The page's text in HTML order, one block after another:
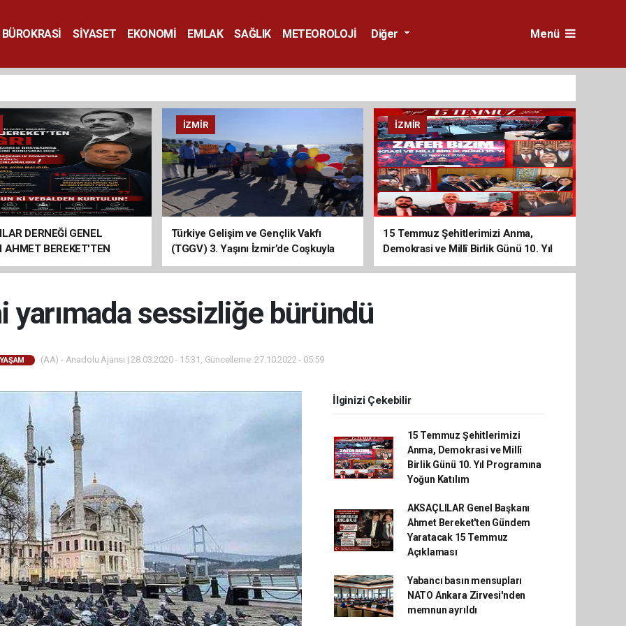
BÜROKRASİ SİYASET EKONOMİ EMLAK SAĞLIK
METEOROLOJİ
Diğer Menü
DERNEĞİ GENEL
AHMET BEREKET'TEN
İZMIR
Türkiye Gelişim ve Gençlik Vakfı
(TGGV) 3. Yaşını İzmir’de Coşkuyla
Kutladı
İZMIR
15 Temmuz Şehitlerimizi Anma,
Demokrasi ve Millî Birlik Günü 10. Yıl
Programına Yoğun Katılım
yarımada sessizliğe büründü
YAŞAM (AA) - Anadolu Ajansı | 28.03.2020 - 15:31, Güncelleme: 27.10.2022 - 05:59
İlginizi Çekebilir
15 Temmuz Şehitlerimizi
Anma, Demokrasi ve Millî
Birlik Günü 10. Yıl Programına
Yoğun Katılım
AKSAÇLILAR Genel Başkanı
Ahmet Bereket'ten Gündem
Yaratacak 15 Temmuz
Açıklaması
Yabancı basın mensupları
NATO Ankara Zirvesi'nden
memnun ayrıldı